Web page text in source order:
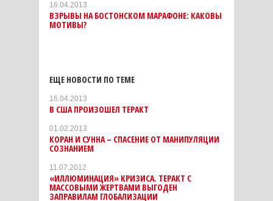
16.04.2013
ВЗРЫВЫ НА БОСТОНСКОМ МАРАФОНЕ: КАКОВЫ
МОТИВЫ?
ЕЩЕ НОВОСТИ ПО ТЕМЕ
16.04.2013
В США ПРОИЗОШЕЛ ТЕРАКТ
01.02.2013
КОРАН И СУННА – СПАСЕНИЕ ОТ МАНИПУЛЯЦИИ
СОЗНАНИЕМ
11.07.2012
«ИЛЛЮМИНАЦИЯ» КРИЗИСА. ТЕРАКТ С
МАССОВЫМИ ЖЕРТВАМИ ВЫГОДЕН
ЗАПРАВИЛАМ ГЛОБАЛИЗАЦИИ